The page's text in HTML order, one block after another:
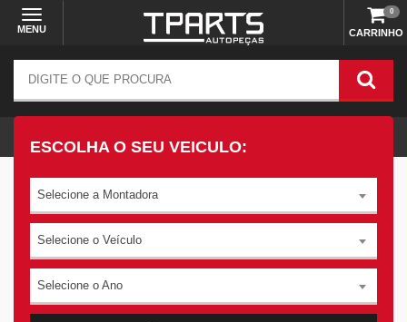
MENU CARRINHO
0
ESCOLHA O SEU VEICULO:
Selecione a Montadora
Selecione o Veículo
Selecione o Ano